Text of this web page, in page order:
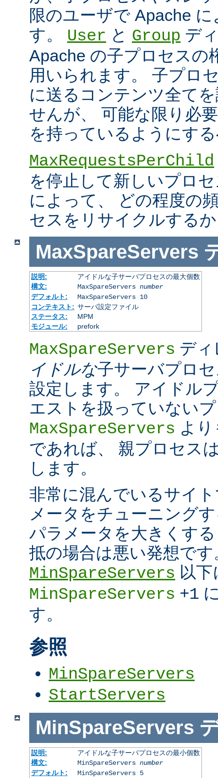
限のユーザで Apache
す。 User と Group デ
Apache の子プロセスの
用いられます。 子プロ
に送るコンテンツ全て
せんが、 可能な限り必
を持っているようにす
MaxRequestsPerChild
を停止して新しいプロ
によって、 どの程度の
セスをリサイクルする
MaxSpareServers
説明:
アイドルな子サーバプロセスの最大個数
構文:
MaxSpareServers number
デフォルト:
MaxSpareServers 10
コンテキスト: サーバ設定ファイル
ステータス:
MPM
モジュール:
prefork
MaxSpareServers デ
イドルな子サーバプロ
設定します。 アイドル
エストを扱っていない
MaxSpareServers よ
であれば、 親プロセス
します。
非常に混んでいるサイ
メータをチューニング
パラメータを大きくす
抵の場合は悪い発想です
MinSpareServers 以
MinSpareServers +1
す。
参照
MinSpareServers
StartServers
MinSpareServers
説明:
アイドルな子サーバプロセスの最小個数
構文:
MinSpareServers number
デフォルト:
MinSpareServers 5